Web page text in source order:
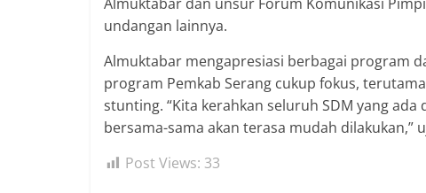
undangan lainnya.
Almuktabar mengapresiasi berbagai program
program Pemkab Serang cukup fokus,
stunting. “Kita kerahkan seluruh SDM yang
bersama-sama akan terasa mudah dilakukan,”
Post Views: 33